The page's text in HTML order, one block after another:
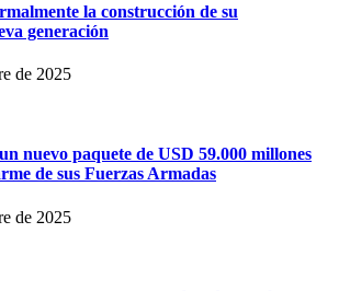
la construcción de su
generación
de 2025
nuevo paquete de USD 59.000 millones
de sus Fuerzas Armadas
de 2025